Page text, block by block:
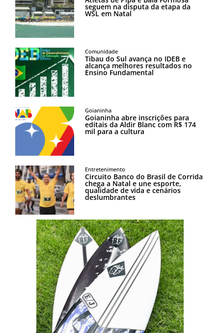
seguem na disputa da etapa da
WSL em Natal
Comunidade
Tibau do Sul avança no IDEB e
alcança melhores resultados no
Ensino Fundamental
Goianinha
Goianinha abre inscrições para
editais da Aldir Blanc com R$ 174
mil para a cultura
Entretenimento
Circuito Banco do Brasil de Corrida
chega a Natal e une esporte,
qualidade de vida e cenários
deslumbrantes